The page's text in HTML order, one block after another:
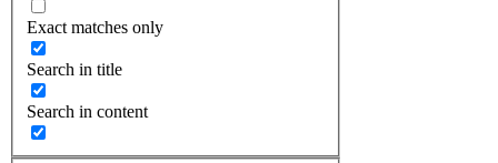
Exact matches only
Search in title
Search in content